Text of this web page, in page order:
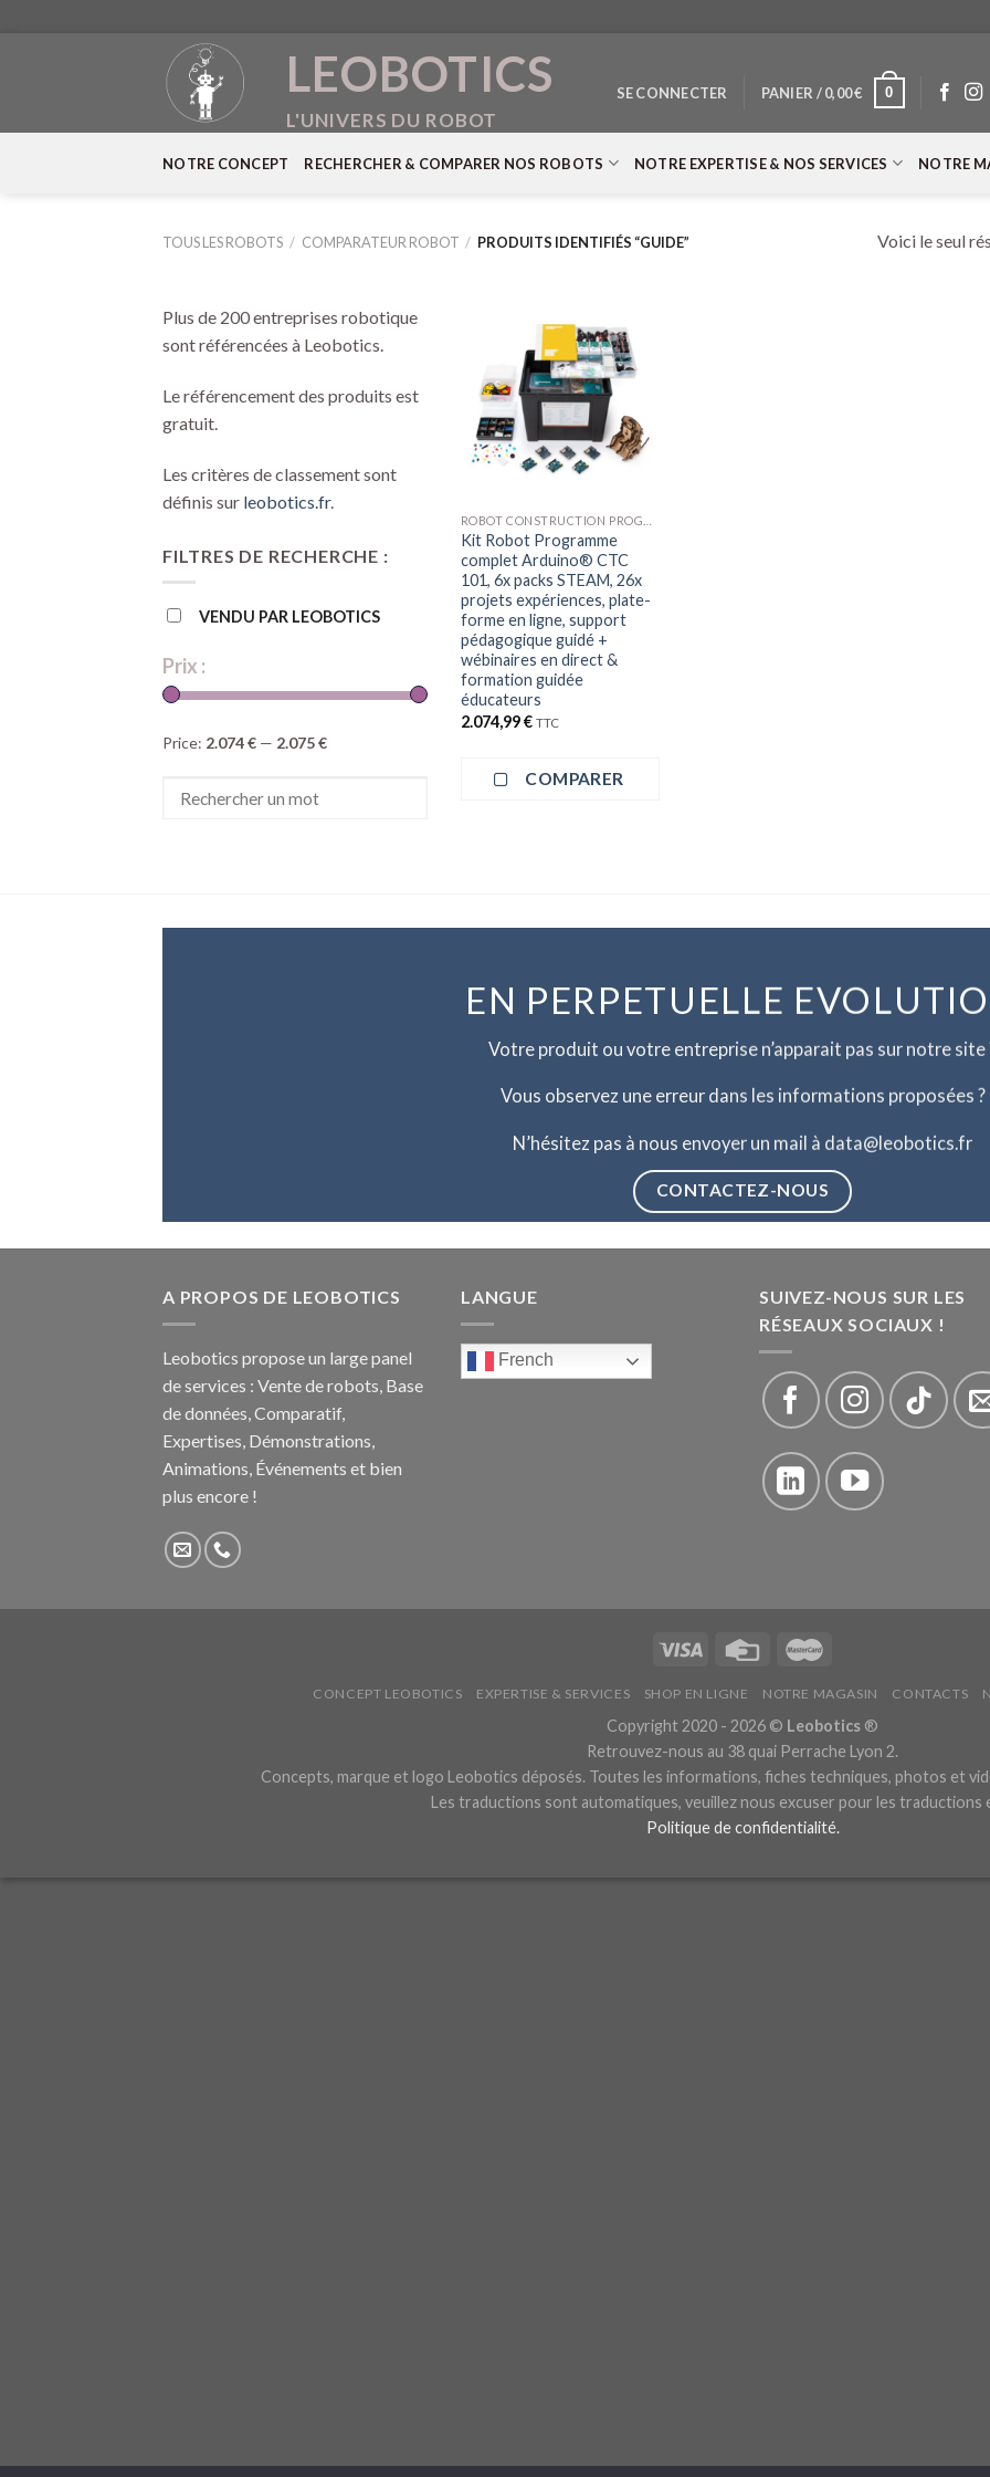
LEOBOTICS
L'UNIVERS DU ROBOT
SE CONNECTER PANIER /0,00€ 0
NOTRE CONCEPT RECHERCHER & COMPARER NOS ROBOTS NOTRE EXPERTISE & NOS SERVICES NOTRE
TOUS LES ROBOTS / COMPARATEUR ROBOT / PRODUITS IDENTIFIÉS “GUIDE” Voici le seul
Plus de 200 entreprises robotique
sont référencées à Leobotics.
Le référencement des produits est
gratuit.
Les critères de classement sont
définis sur leobotics.fr.
FILTRES DE RECHERCHE :
VENDU PAR LEOBOTICS
Prix :
Price: 2.074 € — 2.075 €
Kit Robot Programme
complet Arduino® CTC
101, 6x packs STEAM, 26x
projets expériences, plate-
forme en ligne, support
pédagogique guidé +
wébinaires en direct &
formation guidée
éducateurs
2.074,99€ TTC
COMPARER
EN PERPETUELLE
Votre produit ou votre entreprise n’apparait pas sur notre site
Vous observez une erreur dans les informations proposées ?
N’hésitez pas à nous envoyer un mail à data@leobotics.fr
CONTACTEZ-NOUS
A PROPOS DE LEOBOTICS
Leobotics propose un large panel
de services : Vente de robots, Base
de données, Comparatif,
Expertises, Démonstrations,
Animations, Événements et bien
plus encore !
LANGUE
French
SUIVEZ-NOUS SUR LES
RÉSEAUX SOCIAUX !
CONCEPT LEOBOTICS EXPERTISE & SERVICES SHOP EN LIGNE NOTRE MAGASIN CONTACTS
Copyright 2020 - 2026 © Leobotics ®
Retrouvez-nous au 38 quai Perrache Lyon 2.
Concepts, marque et logo Leobotics déposés. Toutes les informations, fiches techniques, photos et
Les traductions sont automatiques, veuillez nous excuser pour les traductions
Politique de confidentialité.